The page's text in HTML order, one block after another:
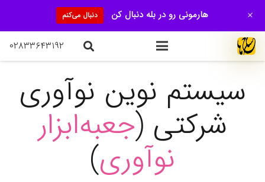
۰۲۸۳۳۶۴۳۱۹۲
سیستم نوین نوآوری
شرکتی (جعبه‌ابزار
نوآوری)
هارمونی رو در بله دنبال کن دنبال می‌کنم +